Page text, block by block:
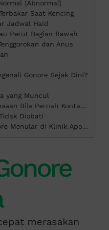
(Abnormal)
Saat Kencing
Jadwal Haid
Perut Bagian Bawah
dan Anus
Gonore Sejak Dini?
yang Muncul
Bila Pernah Kontak Berisiko
Diobati
Menular di Klinik Apollo
merasakan